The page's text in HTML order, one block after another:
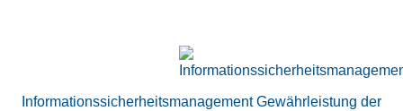
Informations­sicherheits­management Gewährleistung der